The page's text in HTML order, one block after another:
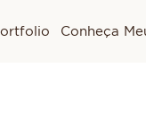
Conheça